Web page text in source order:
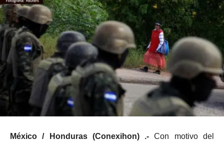
México / Honduras (Conexihon) .- Con motivo del